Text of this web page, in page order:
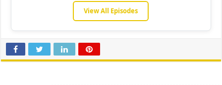
View All Episodes